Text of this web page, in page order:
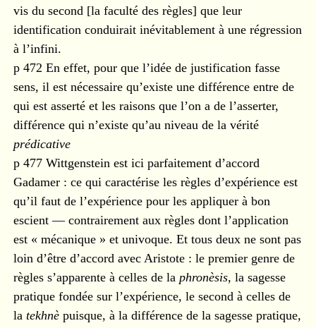
vis du second [la faculté des règles] que leur
identification conduirait inévitablement à une régression
à l’infini.
p 472 En effet, pour que l’idée de justification fasse
sens, il est nécessaire qu’existe une différence entre de
qui est asserté et les raisons que l’on a de l’asserter,
différence qui n’existe qu’au niveau de la vérité
prédicative
p 477 Wittgenstein est ici parfaitement d’accord
Gadamer : ce qui caractérise les règles d’expérience est
qu’il faut de l’expérience pour les appliquer à bon
escient — contrairement aux règles dont l’application
est « mécanique » et univoque. Et tous deux ne sont pas
loin d’être d’accord avec Aristote : le premier genre de
règles s’apparente à celles de la phronèsis, la sagesse
pratique fondée sur l’expérience, le second à celles de
la tekhnèpuisque, à la différence de la sagesse pratique,